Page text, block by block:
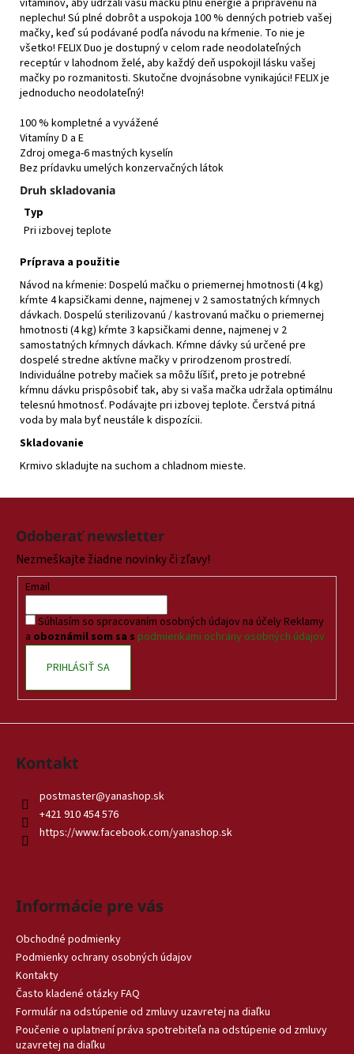
neplechu! Sú plné dobrôt a uspokoja 100 % denných potrieb vašej
mačky, keď sú podávané podľa návodu na kŕmenie. To nie je
všetko! FELIX Duo je dostupný v celom rade neodolateľných
receptúr v lahodnom želé, aby každý deň uspokojil lásku vašej
mačky po rozmanitosti. Skutočne dvojnásobne vynikajúci! FELIX je
jednoducho neodolateľný!
100 % kompletné a vyvážené
Vitamíny D a E
Zdroj omega-6 mastných kyselín
Bez prídavku umelých konzervačných látok
Druh skladovania
Typ
Pri izbovej teplote
Príprava a použitie
Návod na kŕmenie: Dospelú mačku o priemernej hmotnosti (4 kg)
kŕmte 4 kapsičkami denne, najmenej v 2 samostatných kŕmnych
dávkach. Dospelú sterilizovanú / kastrovanú mačku o priemernej
hmotnosti (4 kg) kŕmte 3 kapsičkami denne, najmenej v 2
samostatných kŕmnych dávkach. Kŕmne dávky sú určené pre
dospelé stredne aktívne mačky v prirodzenom prostredí.
Individuálne potreby mačiek sa môžu líšiť, preto je potrebné
kŕmnu dávku prispôsobiť tak, aby si vaša mačka udržala optimálnu
telesnú hmotnosť. Podávajte pri izbovej teplote. Čerstvá pitná
voda by mala byť neustále k dispozícii.
Skladovanie
Krmivo skladujte na suchom a chladnom mieste.
Z
Odoberať newsletter
Nezmeškajte žiadne novinky či zľavy!
Email
Súhlasím so spracovaním osobných údajov na účely Reklamy
a oboznámil som sa s podmienkami ochrany osobných údajov
PRIHLÁSIŤ SA
Kontakt
postmaster@yanashop.sk
+421 910 454 576
https://www.facebook.com/yanashop.sk
Informácie pre vás
Obchodné podmienky
Podmienky ochrany osobných údajov
Kontakty
Často kladené otázky FAQ
Formulár na odstúpenie od zmluvy uzavretej na diaľku
Poučenie o uplatnení práva spotrebiteľa na odstúpenie od zmluvy
uzavretej na diaľku